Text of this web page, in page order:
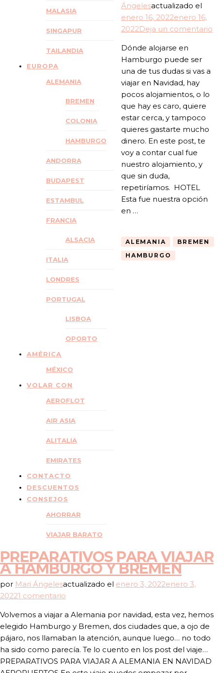
MALASIA
SINGAPUR
TAILANDIA
EUROPA
ALEMANIA
BREMEN
COLONIA
HAMBURGO
ANDORRA
BUDAPEST
ESTAMBUL
FRANCIA
ALSACIA
ITALIA
LONDRES
PORTUGAL
LISBOA
OPORTO
AMÉRICA
MÉXICO
VOLAR CON
AEROFLOT
AIR ASIA
ALITALIA
EMIRATES
CONTACTO
DESCUENTOS
CONSEJOS
AHORRAR
VIAJAR BARATO
Ángelesactualizado el
enero 16, 2022enero 16,
2022Deja un comentario
Dónde alojarse en
Hamburgo puede ser
una de tus dudas si vas a
viajar en Navidad, hay
pocos alojamientos, o lo
que hay es caro, quiere
estar cerca, y tampoco
quieres gastarte mucho
dinero. En este post, te
voy a contar cual fue
nuestro alojamiento, y
que sin duda,
repetiríamos. HOTEL
Esta fue nuestra opción
en …
ALEMANIA
BREMEN
HAMBURGO
PREPARATIVOS PARA VIAJAR
A HAMBURGO Y BREMEN
por Mari Ángelesactualizado el enero 3, 2022enero 3,
20221 comentario
PARA
VIAJAR
A
HAMBURGO
Y
Volvemos a viajar a Alemania por navidad, esta vez, hemos
elegido Hamburgo y Bremen, dos ciudades que, a ojo de
pájaro, nos llamaban la atención, aunque luego… no todo
ha sido como parecía. Te lo cuento en los post del viaje…
PREPARATIVOS PARA VIAJAR A ALEMANIA EN NAVIDAD